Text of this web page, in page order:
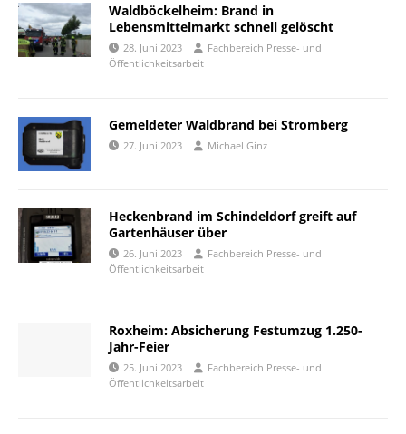
Waldböckelheim: Brand in
Lebensmittelmarkt schnell gelöscht
28. Juni 2023
Fachbereich Presse- und
Öffentlichkeitsarbeit
Gemeldeter Waldbrand bei Stromberg
27. Juni 2023 Michael Ginz
Heckenbrand im Schindeldorf greift auf
Gartenhäuser über
26. Juni 2023
Fachbereich Presse- und
Öffentlichkeitsarbeit
Roxheim: Absicherung Festumzug 1.250-
Jahr-Feier
25. Juni 2023
Fachbereich Presse- und
Öffentlichkeitsarbeit